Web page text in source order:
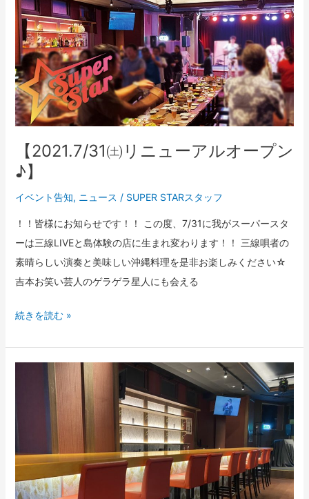
【2021.7/31㈯リニューアルオープン
♪】
イベント告知, ニュース / SUPER STARスタッフ
！！皆様にお知らせです！！ この度、7/31に我がスーパースタ
ーは三線LIVEと島体験の店に生まれ変わります！！ 三線唄者の
素晴らしい演奏と美味しい沖縄料理を是非お楽しみください☆
吉本お笑い芸人のゲラゲラ星人にも会える
【2021.7/31
リ
ニ
ュ
ー
ア
ー
プ
ン
♪】
続きを読む »
ル
オ